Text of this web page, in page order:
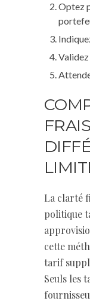
Optez
La clarté
politique
cette
tarif
Seuls les